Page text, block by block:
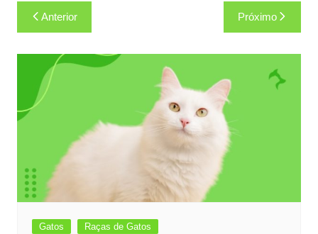
Navegação
de
Post
Anterior Próximo
Gatos Raças de Gatos